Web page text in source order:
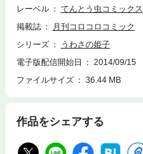
レーベル
てんとう虫コミックス
掲載誌
月刊コロコロコミック
シリーズ
うわさの姫子
電子版配信開始日
2014/09/15
ファイルサイズ
36.44 MB
作品をシェアする